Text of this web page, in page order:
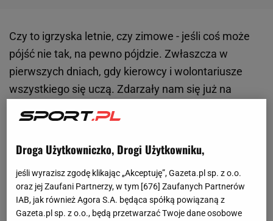
Czy to igrzyska letnie, czy zimowe - jeśli coś może
pójść nie tak, na pewno pójdzie. Zwłaszcza w
pierwszych dniach, gdy kierowcy i wolontariusze
wszystkiego się uczą. Zdarzały nam się już na
przez kierowcę, który nie znał drogi i nie chciał
kierowcami, którzy sami wymyślali sobie, gdzie jest
przystanek. Zdarzało nam się wysiąść przez okno,
gdy japoński kierowca nie chciał otworzyć drzwi, a
zbliżał się start Adama Małysza. Widzieliśmy
Droga Użytkowniczko, Drogi Użytkowniku,
jeśli wyrazisz zgodę klikając „Akceptuję”, Gazeta.pl sp. z o.o.
oraz jej Zaufani Partnerzy, w tym [676] Zaufanych Partnerów
IAB, jak również Agora S.A. będąca spółką powiązaną z
Gazeta.pl sp. z o.o., będą przetwarzać Twoje dane osobowe